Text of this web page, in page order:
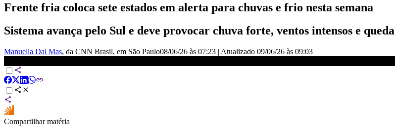
Frente fria coloca sete estados em alerta para chuvas e frio nesta semana
Sistema avança pelo Sul e deve provocar chuva forte, ventos intensos e
Manuella Dal Mas, da CNN Brasil, em São Paulo08/06/26 às 07:23 | Atualizado 09/06/26 às 09:03
Compartilhar matéria